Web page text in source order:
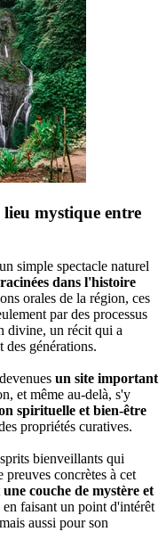
lieu mystique entre
simple spectacle naturel
dans l'histoire
orales de la région, ces
par des processus
divine, un récit qui a
des générations.
un site important
et même au-delà, s'y
spirituelle et bien-être
propriétés curatives.
bienveillants qui
preuves concrètes à cet
une couche de mystère et
en faisant un point d'intérêt
aussi pour son